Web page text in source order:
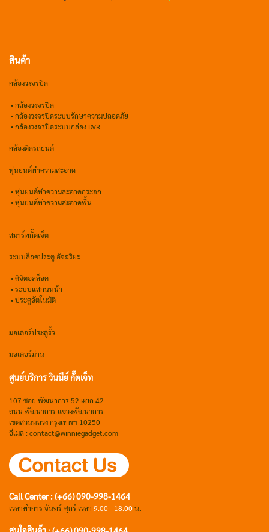
สินค้า
กล้องวงจรปิด
•กล้องวงจรปิด
•กล้องวงจรปิดระบบรักษาความปลอดภัย
• กล้องวงจรปิดระบบกล่อง DVR
กล้องติดรถยนต์
หุ่นยนต์ทำความสะอาด
•หุ่นยนต์ทำความสะอาดกระจก
•หุ่นยนต์ทำความสะอาดพื้น
สมาร์ทกั๊ตเจ็ต
ระบบล็อคประตู อัจฉริยะ
•ดิจิตอลล็อค
• ระบบแสกนหน้า
• ประตูอัตโนมัติ
มอเตอร์ประตูรั้ว
มอเตอร์ม่าน
ศูนย์บริการ วินนีย์ กั๊ตเจ็ท
107 ซอย พัฒนาการ 52 แยก 42
ถนน พัฒนาการ แขวงพัฒนาการ
เขตสวนหลวง กรุงเทพฯ 10250
อีเมล : contact@winniegadget.com
Call Center : (+66) 090-998-1464
เวลาทำการ จันทร์-ศุกร์ เวลา 9.00 - 18.00 น.